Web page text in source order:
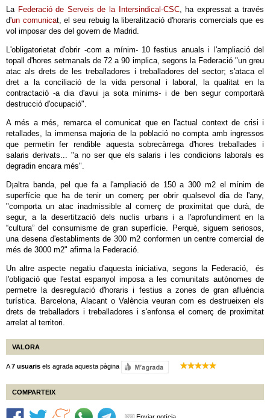
La Federació de Serveis de la Intersindical-CSC, ha expressat a través
d'un comunicat, el seu rebuig la liberalització d'horaris comercials que es
vol imposar des del govern de Madrid.
L'obligatorietat d'obrir -com a mínim- 10 festius anuals i l'ampliació del
topall d'hores setmanals de 72 a 90 implica, segons la Federació "un greu
atac als drets de les treballadores i treballadores del sector; s'ataca el
dret a la conciliació de la vida personal i laboral, la qualitat en la
contractació -a dia d'avui ja sota mínims- i de ben segur comportarà
destrucció d'ocupació".
A més a més, remarca el comunicat que en l'actual context de crisi i
retallades, la immensa majoria de la població no compta amb ingressos
que permetin fer rendible aquesta sobrecàrrega d'hores treballades i
salaris derivats... "a no ser que els salaris i les condicions laborals es
degradin encara més".
D¡altra banda, pel que fa a l'ampliació de 150 a 300 m2 el mínim de
superfície que ha de tenir un comerç per obrir qualsevol dia de l'any,
"comporta un atac inadmissible al comerç de proximitat que durà, de
segur, a la desertització dels nuclis urbans i a l'aprofundiment en la
“cultura” del consumisme de gran superfície. Perquè, siguem seriosos,
una desena d'establiments de 300 m2 conformen un centre comercial de
més de 3000 m2" afirma la Federació.
Un altre aspecte negatiu d'aquesta iniciativa, segons la Federació, és
l'obligació que l'estat espanyol imposa a les comunitats autònomes de
permetre la desregulació d'horaris i festius a zones de gran afluència
turística. Barcelona, Alacant o València veuran com es destrueixen els
drets de treballadors i treballadores i s'enfonsa el comerç de proximitat
arrelat al territori.
VALORA
A7 usuaris els agrada aquesta pàgina
COMPARTEIX